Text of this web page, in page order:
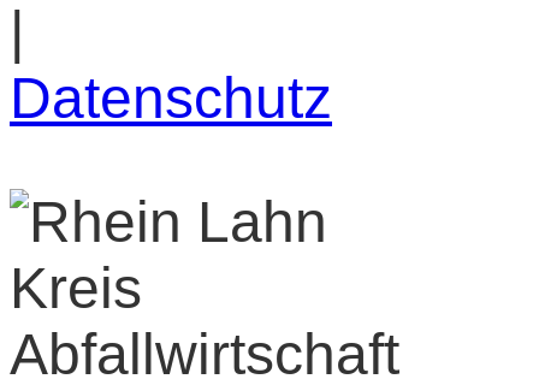
Datenschutz